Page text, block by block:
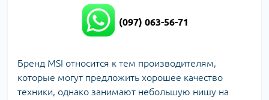
(097) 063-56-71
Бренд MSI относится к тем производителям,
которые могут предложить хорошее качество
техники, однако занимают небольшую нишу на